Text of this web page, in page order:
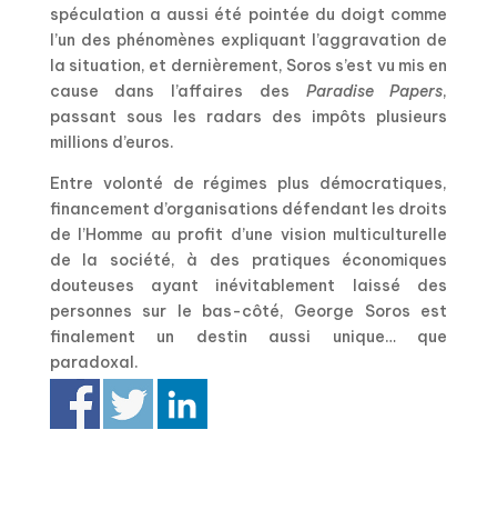
spéculation a aussi été pointée du doigt comme
l’un des phénomènes expliquant l’aggravation de
la situation, et dernièrement, Soros s’est vu mis en
cause dans l’affaires des Paradise Papers,
passant sous les radars des impôts plusieurs
millions d’euros.
Entre volonté de régimes plus démocratiques,
financement d’organisations défendant les droits
de l’Homme au profit d’une vision multiculturelle
de la société, à des pratiques économiques
douteuses ayant inévitablement laissé des
personnes sur le bas-côté, George Soros est
finalement un destin aussi unique… que
paradoxal.